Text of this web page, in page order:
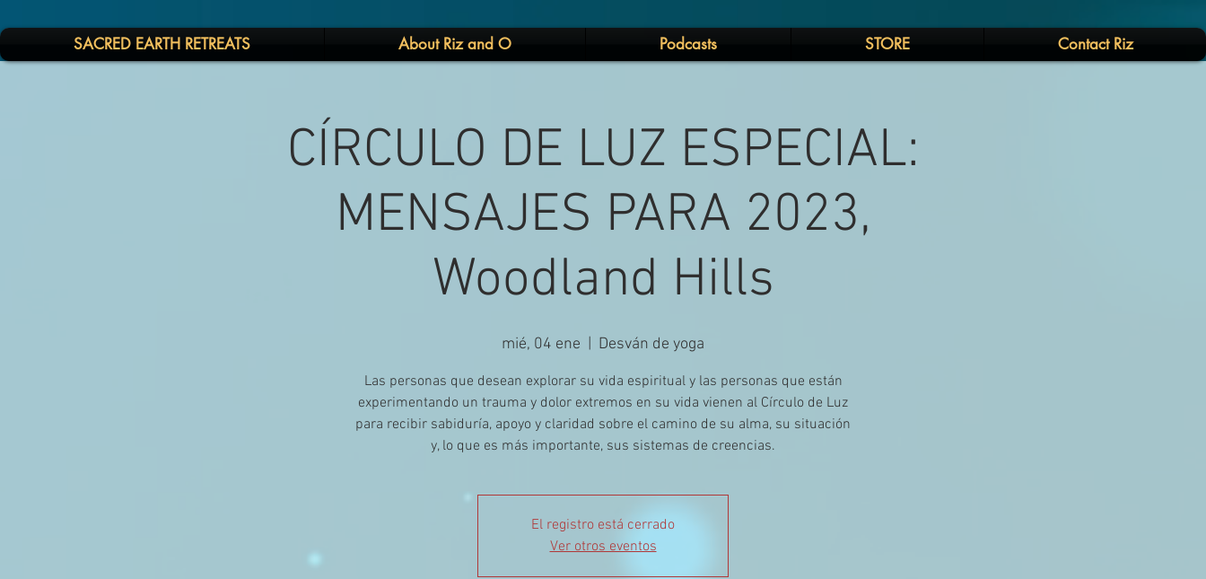
SACRED EARTH RETREATS About Riz and O Podcasts STORE Contact Riz
CÍRCULO DE LUZ ESPECIAL:
MENSAJES PARA 2023,
Woodland Hills
mié, 04 ene Desván de yoga
Las personas que desean explorar su vida espiritual y las personas que están
experimentando un trauma y dolor extremos en su vida vienen al Círculo de Luz
para recibir sabiduría, apoyo y claridad sobre el camino de su alma, su situación
y, lo que es más importante, sus sistemas de creencias.
El registro está cerrado
Ver otros eventos